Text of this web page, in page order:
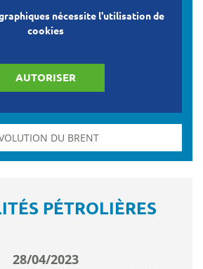
nécessite l'utilisation de
cookies
AUTORISER
DU BRENT
PÉTROLIÈRES
28/04/2023